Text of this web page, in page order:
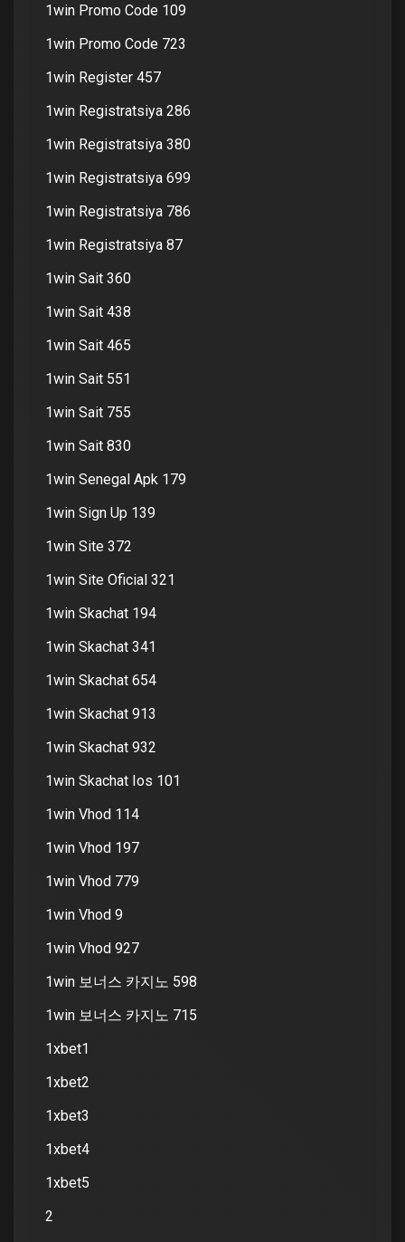
1win Promo Code 109
1win Promo Code 723
1win Register 457
1win Registratsiya 286
1win Registratsiya 380
1win Registratsiya 699
1win Registratsiya 786
1win Registratsiya 87
1win Sait 360
1win Sait 438
1win Sait 465
1win Sait 551
1win Sait 755
1win Sait 830
1win Senegal Apk 179
1win Sign Up 139
1win Site 372
1win Site Oficial 321
1win Skachat 194
1win Skachat 341
1win Skachat 654
1win Skachat 913
1win Skachat 932
1win Skachat Ios 101
1win Vhod 114
1win Vhod 197
1win Vhod 779
1win Vhod 9
1win Vhod 927
1win 보너스 카지노 598
1win 보너스 카지노 715
1xbet1
1xbet2
1xbet3
1xbet4
1xbet5
2